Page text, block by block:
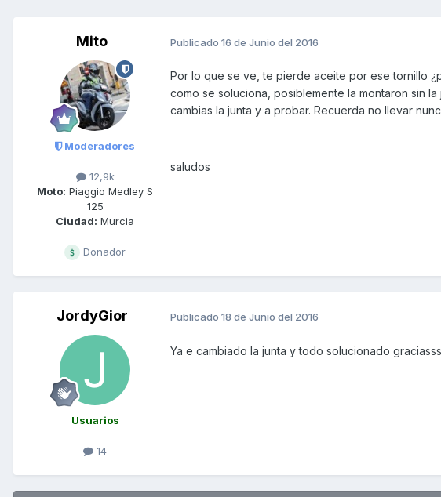
Mito
Moderadores
12,9k
Moto: Piaggio Medley S
125
Ciudad: Murcia
Donador
Publicado 16 de Junio del 2016
Por lo que se ve, te pierde aceite por ese tornillo
como se soluciona, posiblemente la montaron sin
cambias la junta y a probar. Recuerda no llevar
saludos
JordyGior
Usuarios
14
Publicado 18 de Junio del 2016
Ya e cambiado la junta y todo solucionado